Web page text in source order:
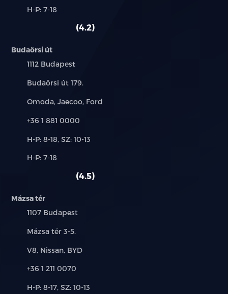
használt
Alkatrész,
H-P: 7-18
4.2
Budaörsi út
Település:
1112 Budapest
Cím:
Budaörsi út 179.
Márkák:
Omoda, Jaecoo, Ford
Telefon:
+36 1 881 0000
Új-
használt
H-P: 8-18, SZ: 10-13
Alkatrész,
H-P: 7-18
4.5
Mázsa tér
Település:
1107 Budapest
Cím:
Mázsa tér 3-5.
Márkák:
V8, Nissan, BYD
Telefon:
+36 1 211 0070
Új-
H-P: 8-17, SZ: 10-13